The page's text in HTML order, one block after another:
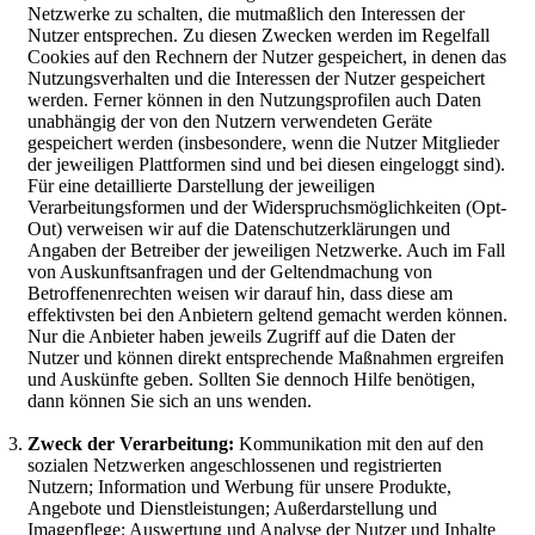
Netzwerke zu schalten, die mutmaßlich den Interessen der
Nutzer entsprechen. Zu diesen Zwecken werden im Regelfall
Cookies auf den Rechnern der Nutzer gespeichert, in denen das
Nutzungsverhalten und die Interessen der Nutzer gespeichert
werden. Ferner können in den Nutzungsprofilen auch Daten
unabhängig der von den Nutzern verwendeten Geräte
gespeichert werden (insbesondere, wenn die Nutzer Mitglieder
der jeweiligen Plattformen sind und bei diesen eingeloggt sind).
Für eine detaillierte Darstellung der jeweiligen
Verarbeitungsformen und der Widerspruchsmöglichkeiten (Opt-
Out) verweisen wir auf die Datenschutzerklärungen und
Angaben der Betreiber der jeweiligen Netzwerke. Auch im Fall
von Auskunftsanfragen und der Geltendmachung von
Betroffenenrechten weisen wir darauf hin, dass diese am
effektivsten bei den Anbietern geltend gemacht werden können.
Nur die Anbieter haben jeweils Zugriff auf die Daten der
Nutzer und können direkt entsprechende Maßnahmen ergreifen
und Auskünfte geben. Sollten Sie dennoch Hilfe benötigen,
dann können Sie sich an uns wenden.
Zweck der Verarbeitung: Kommunikation mit den auf den
sozialen Netzwerken angeschlossenen und registrierten
Nutzern; Information und Werbung für unsere Produkte,
Angebote und Dienstleistungen; Außerdarstellung und
Imagepflege; Auswertung und Analyse der Nutzer und Inhalte